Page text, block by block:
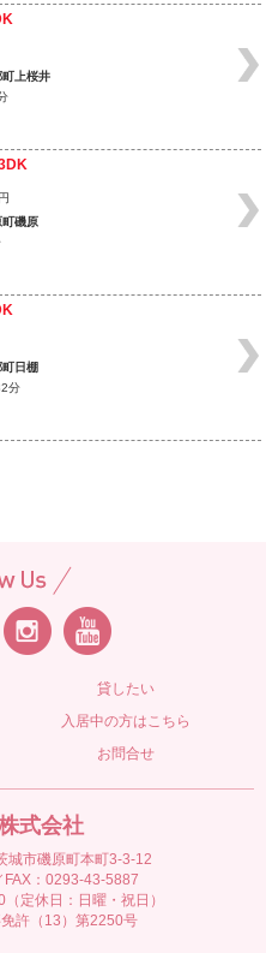
上桜井
円
町磯原
日棚
分
貸したい
入居中の方はこちら
お問合せ
式会社
市磯原町本町3-3-12
：0293-43-5887
定休日：日曜・祝日）
許（13）第2250号